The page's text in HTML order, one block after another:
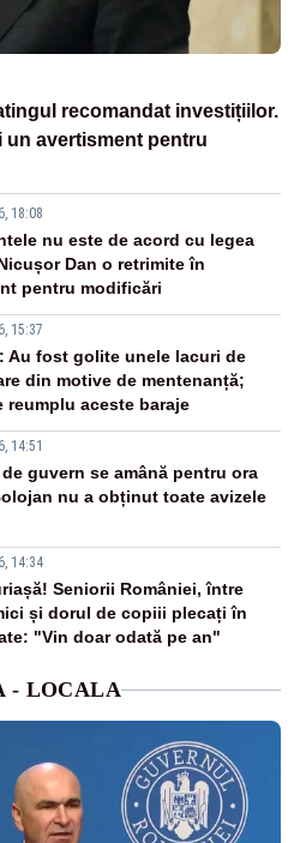
recomandat investițiilor.
un avertisment pentru
18:08
nu este de acord cu legea
Dan o retrimite în
pentru modificări
15:37
Au fost golite unele lacuri de
din motive de mentenanță;
reumplu aceste baraje
14:51
guvern se amână pentru ora
nu a obținut toate avizele
14:34
Seniorii României, între
și dorul de copiii plecați în
"Vin doar odată pe an"
- LOCALA